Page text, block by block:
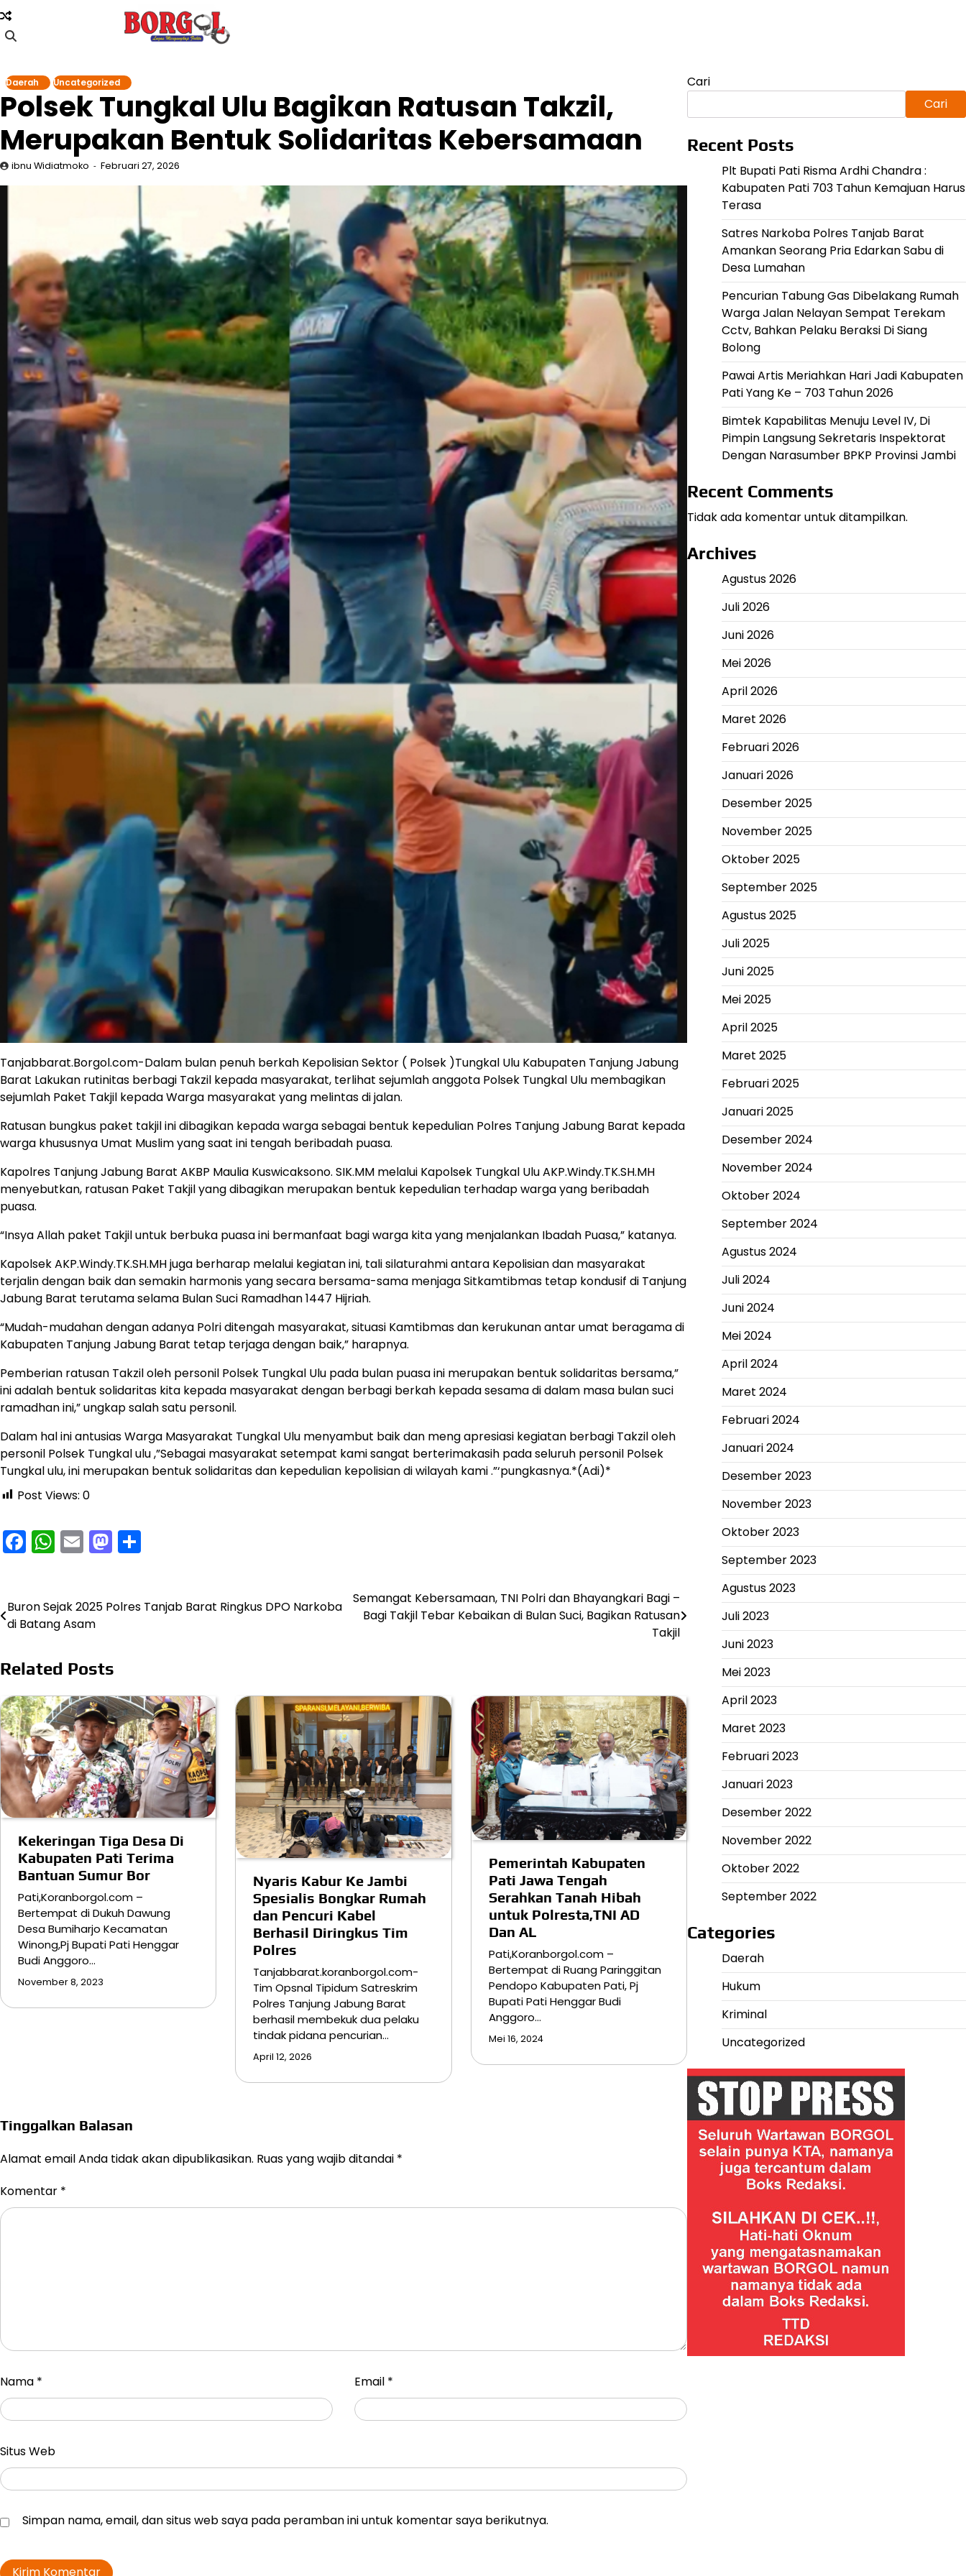
Skip
to
content
Daerah Uncategorized
Polsek Tungkal Ulu Bagikan Ratusan Takzil,
Merupakan Bentuk Solidaritas Kebersamaan
ibnu Widiatmoko Februari 27, 2026
Tanjabbarat.Borgol.com-Dalam bulan penuh berkah Kepolisian Sektor ( Polsek )Tungkal Ulu Kabupaten Tanjung Jabung
Barat Lakukan rutinitas berbagi Takzil kepada masyarakat, terlihat sejumlah anggota Polsek Tungkal Ulu membagikan
sejumlah Paket Takjil kepada Warga masyarakat yang melintas di jalan.
Ratusan bungkus paket takjil ini dibagikan kepada warga sebagai bentuk kepedulian Polres Tanjung Jabung Barat kepada
warga khususnya Umat Muslim yang saat ini tengah beribadah puasa.
Kapolres Tanjung Jabung Barat AKBP Maulia Kuswicaksono. SIK.MM melalui Kapolsek Tungkal Ulu AKP.Windy.TK.SH.MH
menyebutkan, ratusan Paket Takjil yang dibagikan merupakan bentuk kepedulian terhadap warga yang beribadah
puasa.
“Insya Allah paket Takjil untuk berbuka puasa ini bermanfaat bagi warga kita yang menjalankan Ibadah Puasa,” katanya.
Kapolsek AKP.Windy.TK.SH.MH juga berharap melalui kegiatan ini, tali silaturahmi antara Kepolisian dan masyarakat
terjalin dengan baik dan semakin harmonis yang secara bersama-sama menjaga Sitkamtibmas tetap kondusif di Tanjung
Jabung Barat terutama selama Bulan Suci Ramadhan 1447 Hijriah.
“Mudah-mudahan dengan adanya Polri ditengah masyarakat, situasi Kamtibmas dan kerukunan antar umat beragama di
Kabupaten Tanjung Jabung Barat tetap terjaga dengan baik,” harapnya.
Pemberian ratusan Takzil oleh personil Polsek Tungkal Ulu pada bulan puasa ini merupakan bentuk solidaritas bersama,”
ini adalah bentuk solidaritas kita kepada masyarakat dengan berbagi berkah kepada sesama di dalam masa bulan suci
ramadhan ini,” ungkap salah satu personil.
Dalam hal ini antusias Warga Masyarakat Tungkal Ulu menyambut baik dan meng apresiasi kegiatan berbagi Takzil oleh
personil Polsek Tungkal ulu ,”Sebagai masyarakat setempat kami sangat berterimakasih pada seluruh personil Polsek
Tungkal ulu, ini merupakan bentuk solidaritas dan kepedulian kepolisian di wilayah kami .”‘pungkasnya.*(Adi)*
Post Views: 0
Facebook
WhatsApp
EmailMastodon
Navigasi
pos
Buron Sejak 2025 Polres Tanjab Barat Ringkus DPO Narkoba
di Batang Asam
Semangat Kebersamaan, TNI Polri dan Bhayangkari Bagi –
Bagi Takjil Tebar Kebaikan di Bulan Suci, Bagikan Ratusan
Takjil
Related Posts
Kekeringan Tiga Desa Di
Kabupaten Pati Terima
Bantuan Sumur Bor
Pati,Koranborgol.com –
Bertempat di Dukuh Dawung
Desa Bumiharjo Kecamatan
Winong,Pj Bupati Pati Henggar
Budi Anggoro…
November 8, 2023
Nyaris Kabur Ke Jambi
Spesialis Bongkar Rumah
dan Pencuri Kabel
Berhasil Diringkus Tim
Polres
Tanjabbarat.koranborgol.com-
Tim Opsnal Tipidum Satreskrim
Polres Tanjung Jabung Barat
berhasil membekuk dua pelaku
tindak pidana pencurian…
April 12, 2026
Pemerintah Kabupaten
Pati Jawa Tengah
Serahkan Tanah Hibah
untuk Polresta,TNI AD
Dan AL
Pati,Koranborgol.com –
Bertempat di Ruang Paringgitan
Pendopo Kabupaten Pati, Pj
Bupati Pati Henggar Budi
Anggoro…
Mei 16, 2024
Tinggalkan Balasan
Alamat email Anda tidak akan dipublikasikan. Ruas yang wajib ditandai *
Komentar *
Nama * Email *
Situs Web
Simpan nama, email, dan situs web saya pada peramban ini untuk komentar saya berikutnya.
Cari
Cari
Recent Posts
Plt Bupati Pati Risma Ardhi Chandra :
Kabupaten Pati 703 Tahun Kemajuan Harus
Terasa
Satres Narkoba Polres Tanjab Barat
Amankan Seorang Pria Edarkan Sabu di
Desa Lumahan
Pencurian Tabung Gas Dibelakang Rumah
Warga Jalan Nelayan Sempat Terekam
Cctv, Bahkan Pelaku Beraksi Di Siang
Bolong
Pawai Artis Meriahkan Hari Jadi Kabupaten
Pati Yang Ke – 703 Tahun 2026
Bimtek Kapabilitas Menuju Level IV, Di
Pimpin Langsung Sekretaris Inspektorat
Dengan Narasumber BPKP Provinsi Jambi
Recent Comments
Tidak ada komentar untuk ditampilkan.
Archives
Agustus 2026
Juli 2026
Juni 2026
Mei 2026
April 2026
Maret 2026
Februari 2026
Januari 2026
Desember 2025
November 2025
Oktober 2025
September 2025
Agustus 2025
Juli 2025
Juni 2025
Mei 2025
April 2025
Maret 2025
Februari 2025
Januari 2025
Desember 2024
November 2024
Oktober 2024
September 2024
Agustus 2024
Juli 2024
Juni 2024
Mei 2024
April 2024
Maret 2024
Februari 2024
Januari 2024
Desember 2023
November 2023
Oktober 2023
September 2023
Agustus 2023
Juli 2023
Juni 2023
Mei 2023
April 2023
Maret 2023
Februari 2023
Januari 2023
Desember 2022
November 2022
Oktober 2022
September 2022
Categories
Daerah
Hukum
Kriminal
Uncategorized